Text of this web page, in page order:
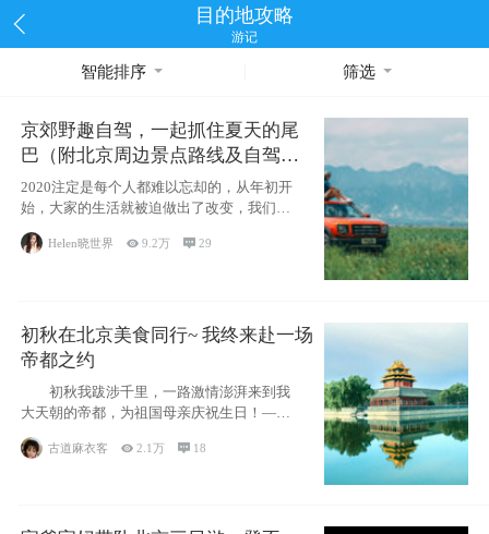
目的地攻略
游记
智能排序 筛选
京郊野趣自驾，一起抓住夏天的尾
巴（附北京周边景点路线及自驾攻
略）
2020注定是每个人都难以忘却的，从年初开
始，大家的生活就被迫做出了改变，我们也
不例外。本来双双辞职是为
Helen晓世界 9.2万 29
初秋在北京美食同行~ 我终来赴一场
帝都之约
初秋我跋涉千里，一路激情澎湃来到我
大天朝的帝都，为祖国母亲庆祝生日！——
古道麻衣客 2.1万  18